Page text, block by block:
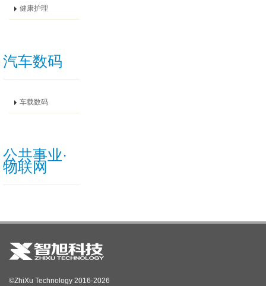
健康护理
汽车数码
车载数码
公共事业·
物联网
©ZhiXu Technology 2016-2026